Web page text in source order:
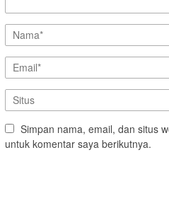
Simpan nama, email, dan situs
untuk komentar saya berikutnya.